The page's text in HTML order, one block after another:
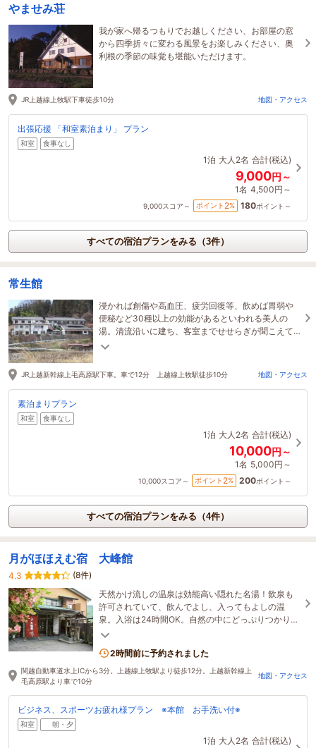
やませみ荘
我が家へ帰るつもりでお越しください、お部屋の窓
から四季折々に変わる風景をお楽しみください、奥
利根の季節の味覚も堪能いただけます。
JR上越線上牧駅下車徒歩10分 地図・アクセス
出張応援 「和室素泊まり」 プラン
和室 食事なし
1泊 大人2名 合計(税込)
9,000円～
1名 4,500円～
9,000スコア～ ポイント 2% 180ポイント～
すべての宿泊プランをみる（3件）
常生館
浸かれば創傷や高血圧、疲労回復等、飲めば胃弱や
便秘など30種以上の効能があるといわれる美人の
湯。清流沿いに建ち、客室までせせらぎが聞こえて
くる静かな宿だ
JR上越新幹線上毛高原駅下車。車で12分 上越線上牧駅徒歩10分 地図・アクセス
素泊まりプラン
和室 食事なし
1泊 大人2名 合計(税込)
10,000円～
1名 5,000円～
10,000スコア～ ポイント 2% 200ポイント～
すべての宿泊プランをみる（4件）
月がほほえむ宿 大峰館
4.3
(8件)
天然かけ流しの温泉は効能高い隠れた名湯！飲泉も
許可されていて、飲んでよし、入ってもよしの温
泉。入浴は24時間OK。自然の中にどっぷりつかりた
い方におすすめ！
2時間前に予約されました
関越自動車道水上ICから3分。上越線上牧駅より徒歩12分。上越新幹線上
毛高原駅より車で10分
地図・アクセス
ビジネス、スポーツお疲れ様プラン ※本館 お手洗い付※
和室 朝・夕
1泊 大人2名 合計(税込)